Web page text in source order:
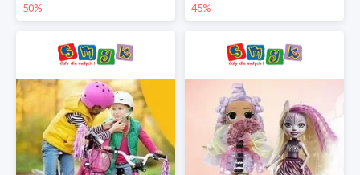
50% 45%